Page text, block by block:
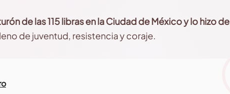
de las 115 libras en la Ciudad de México y lo hizo de
de juventud, resistencia y coraje.